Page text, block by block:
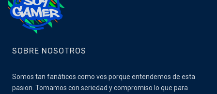
SOBRE NOSOTROS
Somos tan fanáticos como vos porque entendemos de esta
pasion. Tomamos con seriedad y compromiso lo que para